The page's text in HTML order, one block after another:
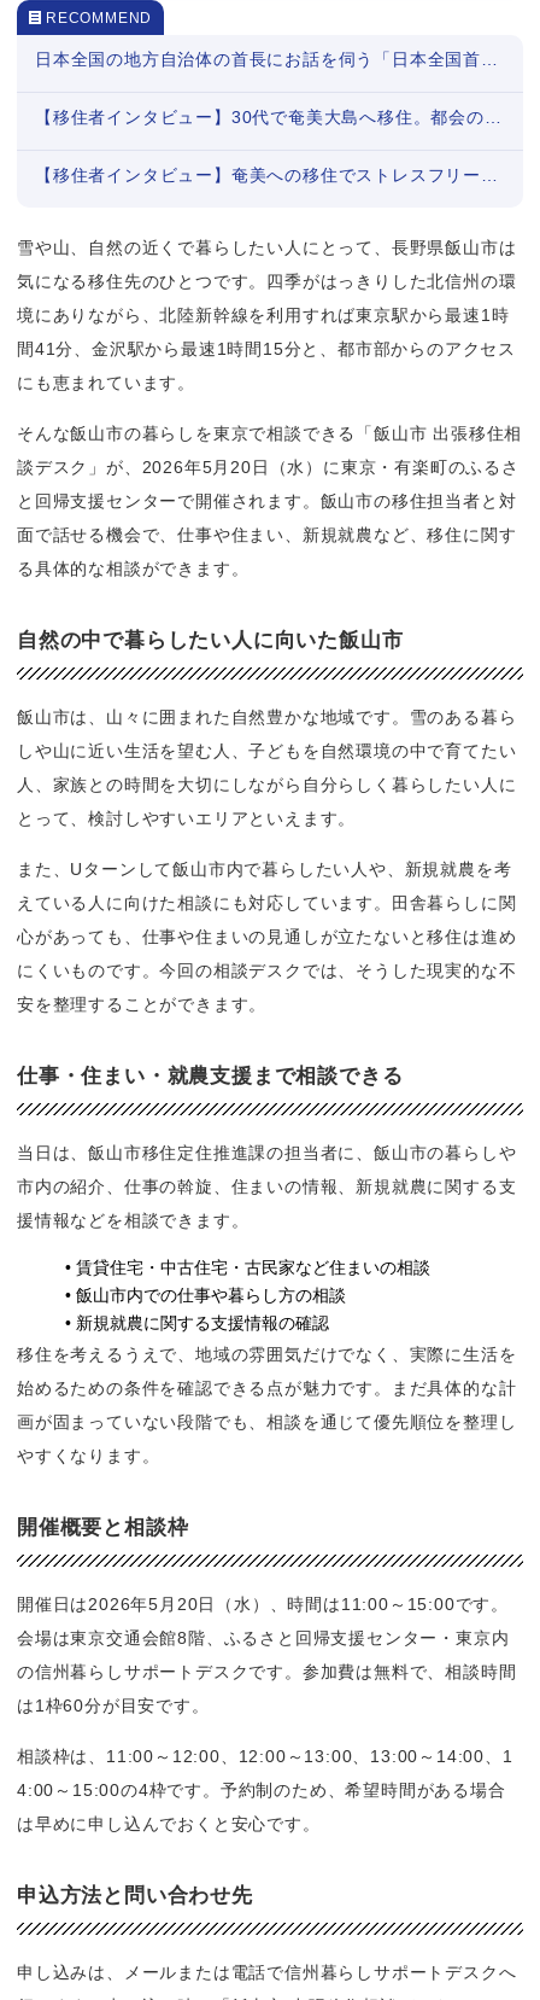
RECOMMEND
雪や山、自然の近くで暮らしたい人にとって、長野県飯山市は
気になる移住先のひとつです。四季がはっきりした北信州の環
境にありながら、北陸新幹線を利用すれば東京駅から最速1時
間41分、金沢駅から最速1時間15分と、都市部からのアクセス
にも恵まれています。
そんな飯山市の暮らしを東京で相談できる「飯山市 出張移住相
談デスク」が、2026年5月20日（水）に東京・有楽町のふるさ
と回帰支援センターで開催されます。飯山市の移住担当者と対
面で話せる機会で、仕事や住まい、新規就農など、移住に関す
る具体的な相談ができます。
自然の中で暮らしたい人に向いた飯山市
飯山市は、山々に囲まれた自然豊かな地域です。雪のある暮ら
しや山に近い生活を望む人、子どもを自然環境の中で育てたい
人、家族との時間を大切にしながら自分らしく暮らしたい人に
とって、検討しやすいエリアといえます。
また、Uターンして飯山市内で暮らしたい人や、新規就農を考
えている人に向けた相談にも対応しています。田舎暮らしに関
心があっても、仕事や住まいの見通しが立たないと移住は進め
にくいものです。今回の相談デスクでは、そうした現実的な不
安を整理することができます。
仕事・住まい・就農支援まで相談できる
当日は、飯山市移住定住推進課の担当者に、飯山市の暮らしや
市内の紹介、仕事の斡旋、住まいの情報、新規就農に関する支
援情報などを相談できます。
賃貸住宅・中古住宅・古民家など住まいの相談
飯山市内での仕事や暮らし方の相談
新規就農に関する支援情報の確認
移住を考えるうえで、地域の雰囲気だけでなく、実際に生活を
始めるための条件を確認できる点が魅力です。まだ具体的な計
画が固まっていない段階でも、相談を通じて優先順位を整理し
やすくなります。
開催概要と相談枠
開催日は2026年5月20日（水）、時間は11:00～15:00です。
会場は東京交通会館8階、ふるさと回帰支援センター・東京内
の信州暮らしサポートデスクです。参加費は無料で、相談時間
は1枠60分が目安です。
相談枠は、11:00～12:00、12:00～13:00、13:00～14:00、1
4:00～15:00の4枠です。予約制のため、希望時間がある場合
は早めに申し込んでおくと安心です。
申込方法と問い合わせ先
申し込みは、メールまたは電話で信州暮らしサポートデスクへ